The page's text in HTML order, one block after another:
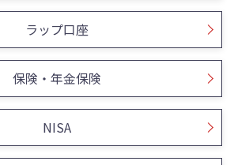
ラップ口座
保険・年金保険
NISA